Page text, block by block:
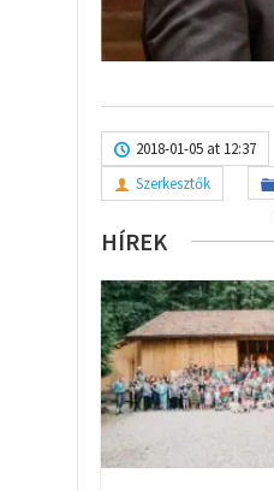
2018-01-05 at 12:37
Szerkesztők
HÍREK